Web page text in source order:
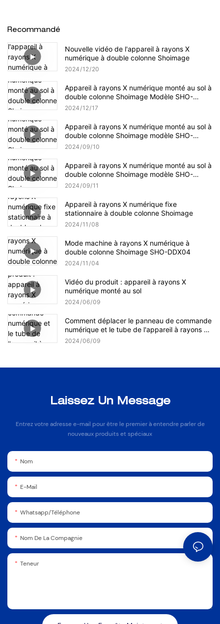
Recommandé
Nouvelle vidéo de l'appareil à rayons X
numérique à double colonne Shoimage
2024 12 20
Appareil à rayons X numérique monté au sol à
double colonne Shoimage Modèle SHO-
DDX04 Vidéo
2024 12 17
Appareil à rayons X numérique monté au sol à
double colonne Shoimage modèle SHO-
DDX02
2024 09 10
Appareil à rayons X numérique monté au sol à
double colonne Shoimage modèle SHO-
DDX04
2024 09 11
Appareil à rayons X numérique fixe
stationnaire à double colonne Shoimage
2024 11 08
Mode machine à rayons X numérique à
double colonne Shoimage SHO-DDX04
2024 11 04
Vidéo du produit : appareil à rayons X
numérique monté au sol
2024 06 09
Comment déplacer le panneau de commande
numérique et le tube de l'appareil à rayons X
numérique monté au sol ?
2024 06 09
Laissez Un Message
Entrez votre adresse e-mail pour être le premier à entendre parler de
nouveaux produits et spéciaux
Nom
E-Mail
Whatsapp/Téléphone
Nom De La Compagnie
Teneur